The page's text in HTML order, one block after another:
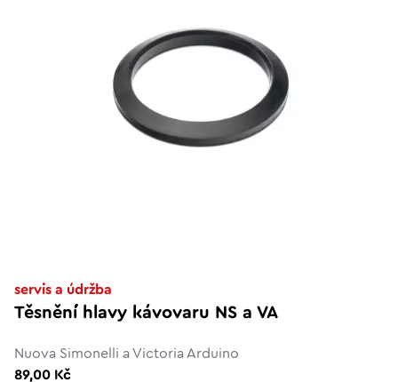
servis a údržba
Těsnění hlavy kávovaru NS a VA
Nuova Simonelli a Victoria Arduino
89,00 Kč